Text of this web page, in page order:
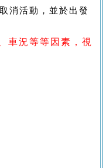
消活動，並於出發
車況等等因素，視